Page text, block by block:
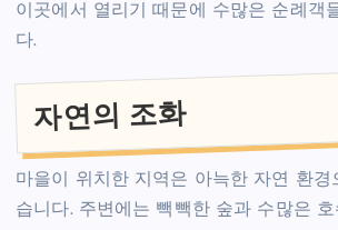
이곳에서 열리기 때문에 수많은 순례객
다.
자연의 조화
마을이 위치한 지역은 아늑한 자연 환경
습니다. 주변에는 빽빽한 숲과 수많은